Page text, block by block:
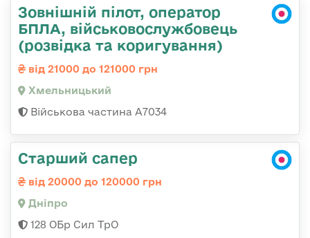
Зовнішній пілот, оператор
БПЛА, військовослужбовець
(розвідка та коригування)
від 21000 до 121000 грн
Хмельницький
Військова частина А7034
Старший сапер
від 20000 до 120000 грн
Дніпро
128 ОБр Сил ТрО